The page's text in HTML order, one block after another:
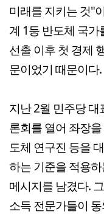
미래를 지키는 것"
계 1등 반도체 국
선출 이후 첫 경제
문이었기 때문이다.
지난 2월 민주당
론회를 열어 좌장
도체 연구진 등을
하는 기준을 적용
메시지를 남겼다.
소득 전문가들이